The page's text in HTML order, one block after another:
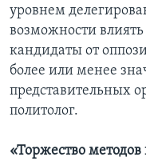
уровнем
возможности
кандидаты от
более или менее
представительных
политолог.
«Торжество